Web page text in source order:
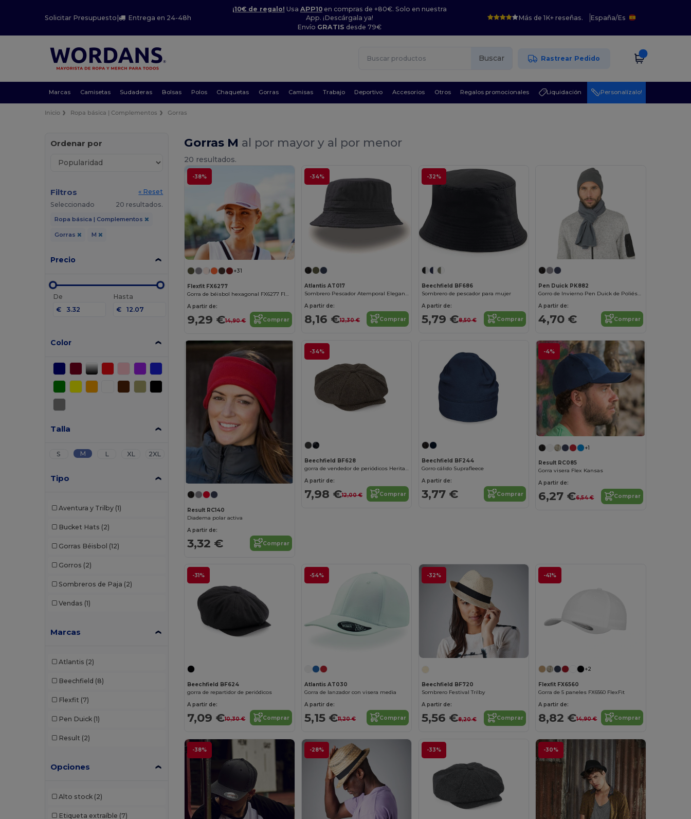
Solicitar Presupuesto | Entrega en 24-48h
¡10€ de regalo! Usa APP10en compras de +80€. Solo en nuestra
App. ¡Descárgala ya!
Envío GRATIS desde 79€
Más de 1K+ reseñas. España/Es
Buscar Rastrear Pedido
Marcas Camisetas Sudaderas Bolsas Polos Chaquetas Gorras Camisas Trabajo Deportivo Accesorios Otros Regalos promocionales Liquidación ¡Personalízalo!
Inicio Ropa básica | Complementos Gorras
Ordenar por
Filtros
« Reset
Seleccionado
20 resultados.
Ropa básica | Complementos
Gorras M
Precio
De
€
Hasta
€
Color
Talla
S M L XL 2XL
Tipo
Aventura y Trilby (1)
Bucket Hats (2)
Gorras Béisbol (12)
Gorros (2)
Sombreros de Paja (2)
Vendas (1)
Marcas
Atlantis (2)
Beechfield (8)
Flexfit (7)
Pen Duick (1)
Result (2)
Opciones
Alto stock (2)
Etiqueta extraíble (7)
Gorras M al por mayor y al por menor
20 resultados.
-38%
+31
Flexfit FX6277
Gorra de béisbol hexagonal FX6277 FlexFit
A partir de:
9,29 €14,90 € Comprar
-34%
Atlantis AT017
A partir de:
8,16 €12,30 € Comprar
-32%
Beechfield BF686
Sombrero de pescador para mujer
A partir de:
5,79 €8,50 € Comprar
Pen Duick PK882
A partir de:
4,70 € Comprar
Result RC140
Diadema polar activa
A partir de:
3,32 € Comprar
-34%
Beechfield BF628
gorra de vendedor de periódicos Heritage
A partir de:
7,98 €12,00 € Comprar
Beechfield BF244
Gorro cálido Suprafleece
A partir de:
3,77 € Comprar
-4%
+1
Result RC085
Gorra visera Flex Kansas
A partir de:
6,27 €6,54 € Comprar
-31%
Beechfield BF624
gorra de repartidor de periódicos
A partir de:
7,09 €10,30 € Comprar
-54%
Atlantis AT030
Gorra de lanzador con visera media
A partir de:
5,15 €11,20 € Comprar
-32%
Beechfield BF720
Sombrero Festival Trilby
A partir de:
5,56 €8,20 € Comprar
-41%
+2
Flexfit FX6560
Gorra de 5 paneles FX6560 FlexFit
A partir de:
8,82 €14,90 € Comprar
-38% -28% -33% -30%